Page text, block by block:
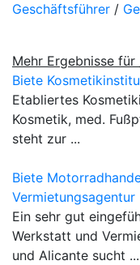
Geschäftsführer /
Mehr Ergebnisse für
Biete
Etabliertes
Kosmetik, med.
steht zur ...
Biete
Vermietungsagentur
Ein sehr gut
Werkstatt und
und Alicante sucht ...